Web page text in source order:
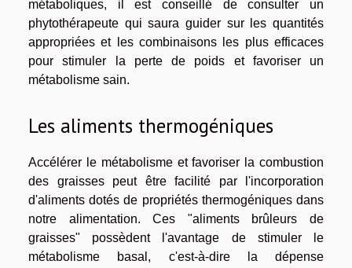
métaboliques, il est conseillé de consulter un
phytothérapeute qui saura guider sur les quantités
appropriées et les combinaisons les plus efficaces
pour stimuler la perte de poids et favoriser un
métabolisme sain.
Les aliments thermogéniques
Accélérer le métabolisme et favoriser la combustion
des graisses peut être facilité par l'incorporation
d'aliments dotés de propriétés thermogéniques dans
notre alimentation. Ces "aliments brûleurs de
graisses" possèdent l'avantage de stimuler le
métabolisme basal, c'est-à-dire la dépense